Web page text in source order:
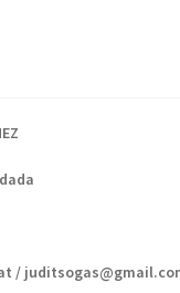
/